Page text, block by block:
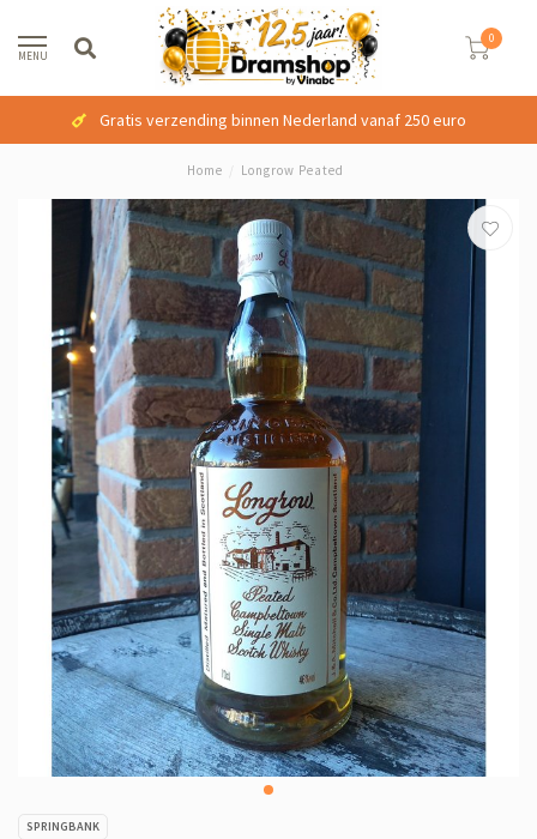
MENU
0
Gratis verzending binnen Nederland vanaf 250 euro
Home Longrow Peated
SPRINGBANK